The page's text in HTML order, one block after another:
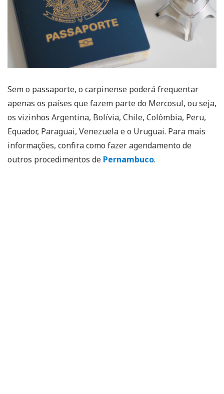
Sem o passaporte, o carpinense poderá frequentar
apenas os países que fazem parte do Mercosul, ou seja,
os vizinhos Argentina, Bolívia, Chile, Colômbia, Peru,
Equador, Paraguai, Venezuela e o Uruguai. Para mais
informações, confira como fazer agendamento de
outros procedimentos de Pernambuco.